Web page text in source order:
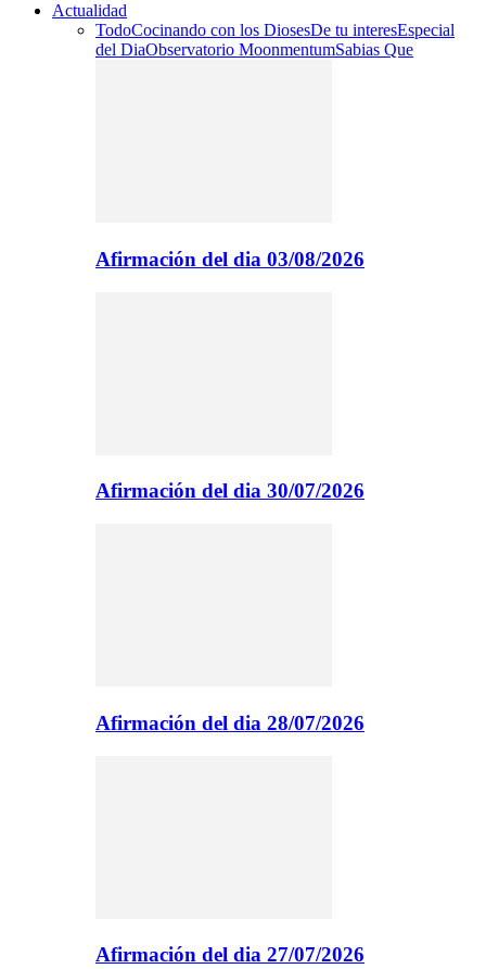
Actualidad
TodoCocinando con los DiosesDe tu interesEspecial
del DiaObservatorio MoonmentumSabias Que
Afirmación del dia 03/08/2026
Afirmación del dia 30/07/2026
Afirmación del dia 28/07/2026
Afirmación del dia 27/07/2026